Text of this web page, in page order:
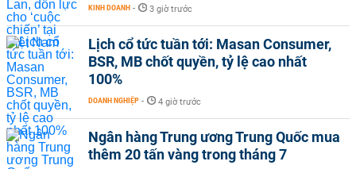
KINH DOANH - 3 giờ trước
Lịch cổ tức tuần tới: Masan Consumer,
BSR, MB chốt quyền, tỷ lệ cao nhất
100%
DOANH NGHIỆP - 4 giờ trước
Ngân hàng Trung ương Trung Quốc mua
thêm 20 tấn vàng trong tháng 7